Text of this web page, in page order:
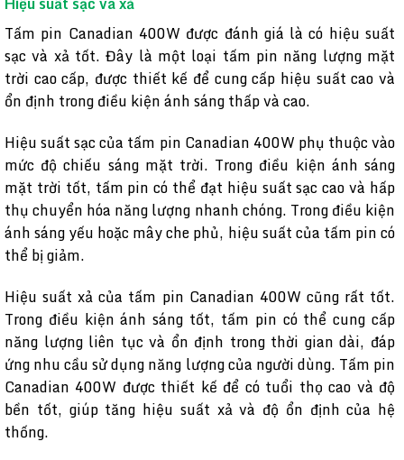
Tấm pin Canadian 400W được đánh giá là có hiệu suất
sạc và xả tốt. Đây là một loại tấm pin năng lượng mặt
trời cao cấp, được thiết kế để cung cấp hiệu suất cao và
ổn định trong điều kiện ánh sáng thấp và cao.
Hiệu suất sạc của tấm pin Canadian 400W phụ thuộc vào
mức độ chiếu sáng mặt trời. Trong điều kiện ánh sáng
mặt trời tốt, tấm pin có thể đạt hiệu suất sạc cao và hấp
thụ chuyển hóa năng lượng nhanh chóng. Trong điều kiện
ánh sáng yếu hoặc mây che phủ, hiệu suất của tấm pin có
thể bị giảm.
Hiệu suất xả của tấm pin Canadian 400W cũng rất tốt.
Trong điều kiện ánh sáng tốt, tấm pin có thể cung cấp
năng lượng liên tục và ổn định trong thời gian dài, đáp
ứng nhu cầu sử dụng năng lượng của người dùng. Tấm pin
Canadian 400W được thiết kế để có tuổi thọ cao và độ
bền tốt, giúp tăng hiệu suất xả và độ ổn định của hệ
thống.